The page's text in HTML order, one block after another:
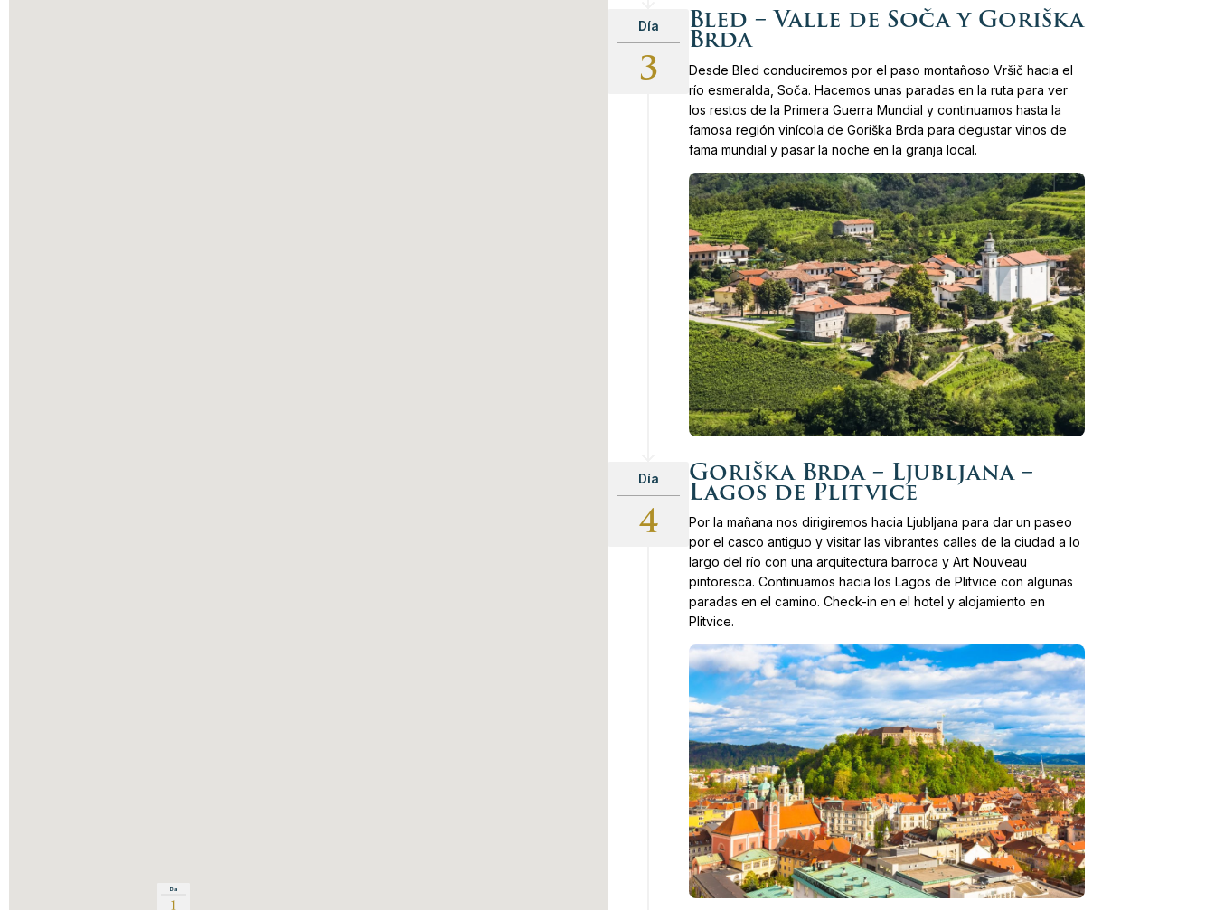
Día
3
Bled – Valle de Soča y Goriška
Brda
Desde Bled conduciremos por el paso montañoso Vršič hacia el
río esmeralda, Soča. Hacemos unas paradas en la ruta para ver
los restos de la Primera Guerra Mundial y continuamos hasta la
famosa región vinícola de Goriška Brda para degustar vinos de
fama mundial y pasar la noche en la granja local.
Día
4
Goriška Brda – Ljubljana –
Lagos de Plitvice
Por la mañana nos dirigiremos hacia Ljubljana para dar un paseo
por el casco antiguo y visitar las vibrantes calles de la ciudad a lo
largo del río con una arquitectura barroca y Art Nouveau
pintoresca. Continuamos hacia los Lagos de Plitvice con algunas
paradas en el camino. Check-in en el hotel y alojamiento en
Plitvice.